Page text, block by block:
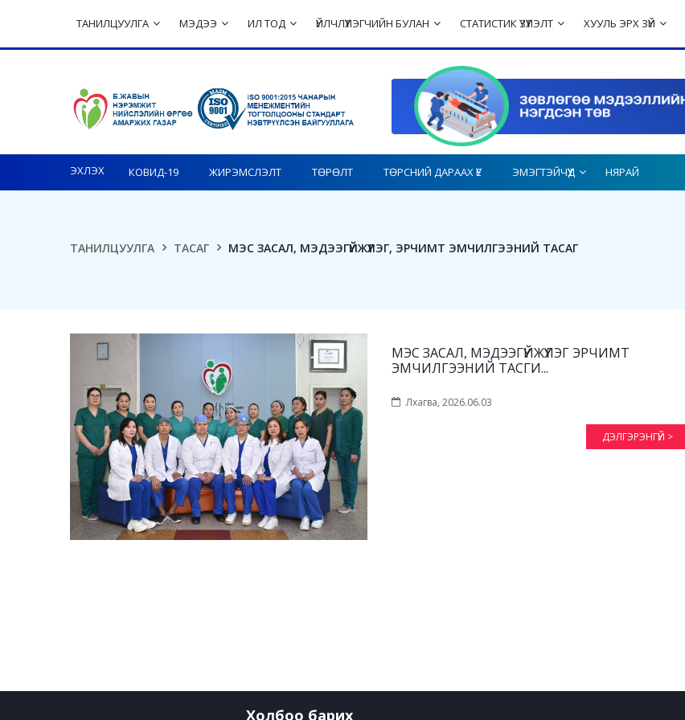
ТАНИЛЦУУЛГА МЭДЭЭ ИЛ ТОД ҮЙЛЧЛҮҮЛЭГЧИЙН БУЛАН СТАТИСТИК ҮЗҮҮЛЭЛТ ХУУЛЬ ЭРХ ЗҮЙ
Toggle navigation
ЭХЛЭХ КОВИД-19 ЖИРЭМСЛЭЛТ ТӨРӨЛТ ТӨРСНИЙ ДАРААХ ҮЕ ЭМЭГТЭЙЧҮҮД НЯРАЙ
ТАНИЛЦУУЛГА ТАСАГ МЭС ЗАСАЛ, МЭДЭЭГҮЙЖҮҮЛЭГ, ЭРЧИМТ ЭМЧИЛГЭЭНИЙ ТАСАГ
МЭС ЗАСАЛ, МЭДЭЭГҮЙЖҮҮЛЭГ ЭРЧИМТ
ЭМЧИЛГЭЭНИЙ ТАСГИ...
Лхагва, 2026.06.03
ДЭЛГЭРЭНГҮЙ >
Холбоо барих